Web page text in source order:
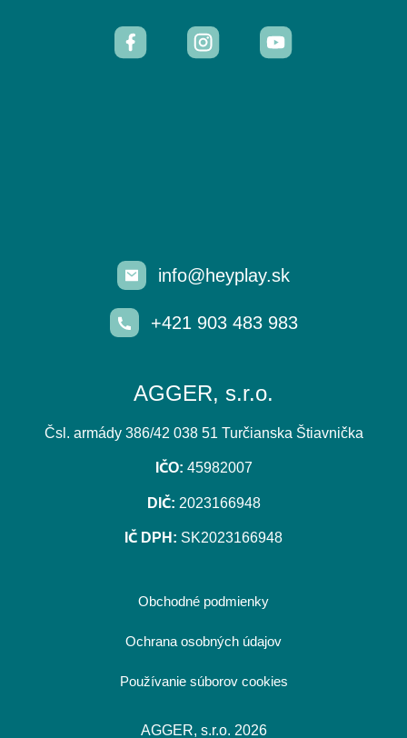
info@heyplay.sk
+421 903 483 983
AGGER, s.r.o.
Čsl. armády 386/42 038 51 Turčianska Štiavnička
IČO: 45982007
DIČ: 2023166948
IČ DPH: SK2023166948
Obchodné podmienky
Ochrana osobných údajov
Používanie súborov cookies
AGGER, s.r.o. 2026